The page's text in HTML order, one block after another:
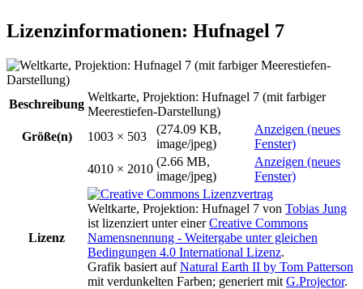
Lizenzinformationen: Hufnagel 7
Beschreibung
Weltkarte, Projektion: Hufnagel 7 (mit farbiger
Meerestiefen-Darstellung)
Größe(n)
1003 × 503
(274.09 KB,
image/jpeg)
Anzeigen (neues
Fenster)
4010 × 2010
(2.66 MB,
image/jpeg)
Anzeigen (neues
Fenster)
Lizenz
Weltkarte, Projektion: Hufnagel 7 von Tobias Jung
ist lizenziert unter einerCreative Commons
Namensnennung - Weitergabe unter gleichen
Bedingungen 4.0 International Lizenz.
Grafik basiert aufNatural Earth II by Tom Patterson
mit verdunkelten Farben; generiert mit G.Projector.